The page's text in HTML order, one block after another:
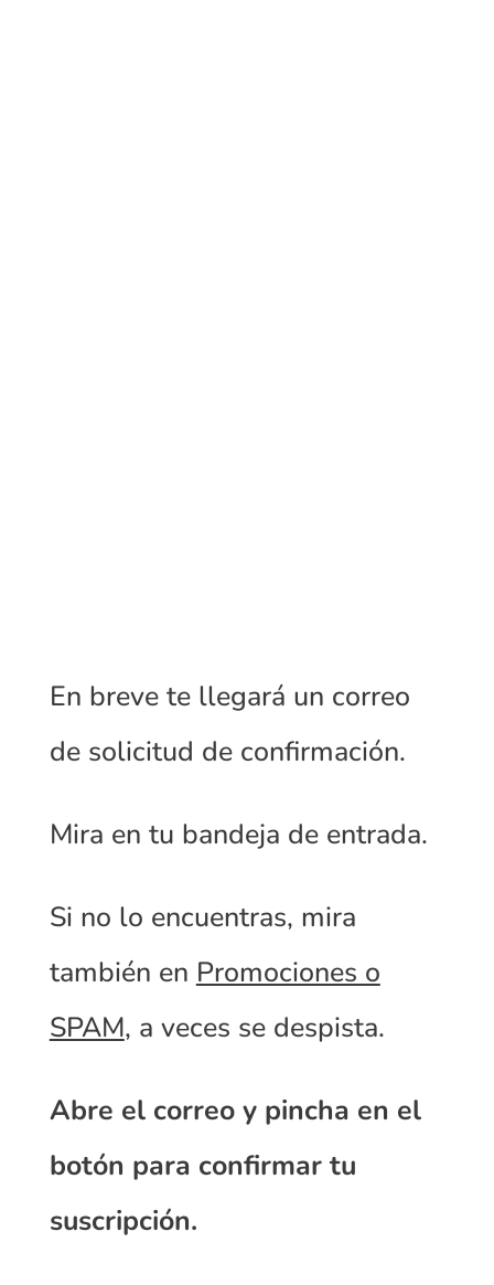
En breve te llegará un correo
de solicitud de confirmación.
Mira en tu bandeja de entrada.
Si no lo encuentras, mira
también en Promociones o
SPAM, a veces se despista.
Abre el correo y pincha en el
botón para confirmar tu
suscripción.